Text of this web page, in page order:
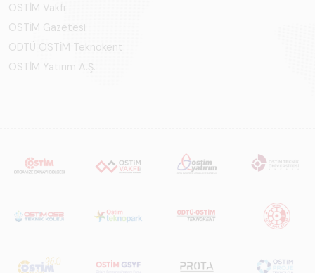
OSTİM Vakfı
OSTİM Gazetesi
ODTÜ OSTİM Teknokent
OSTİM Yatırım A.Ş.